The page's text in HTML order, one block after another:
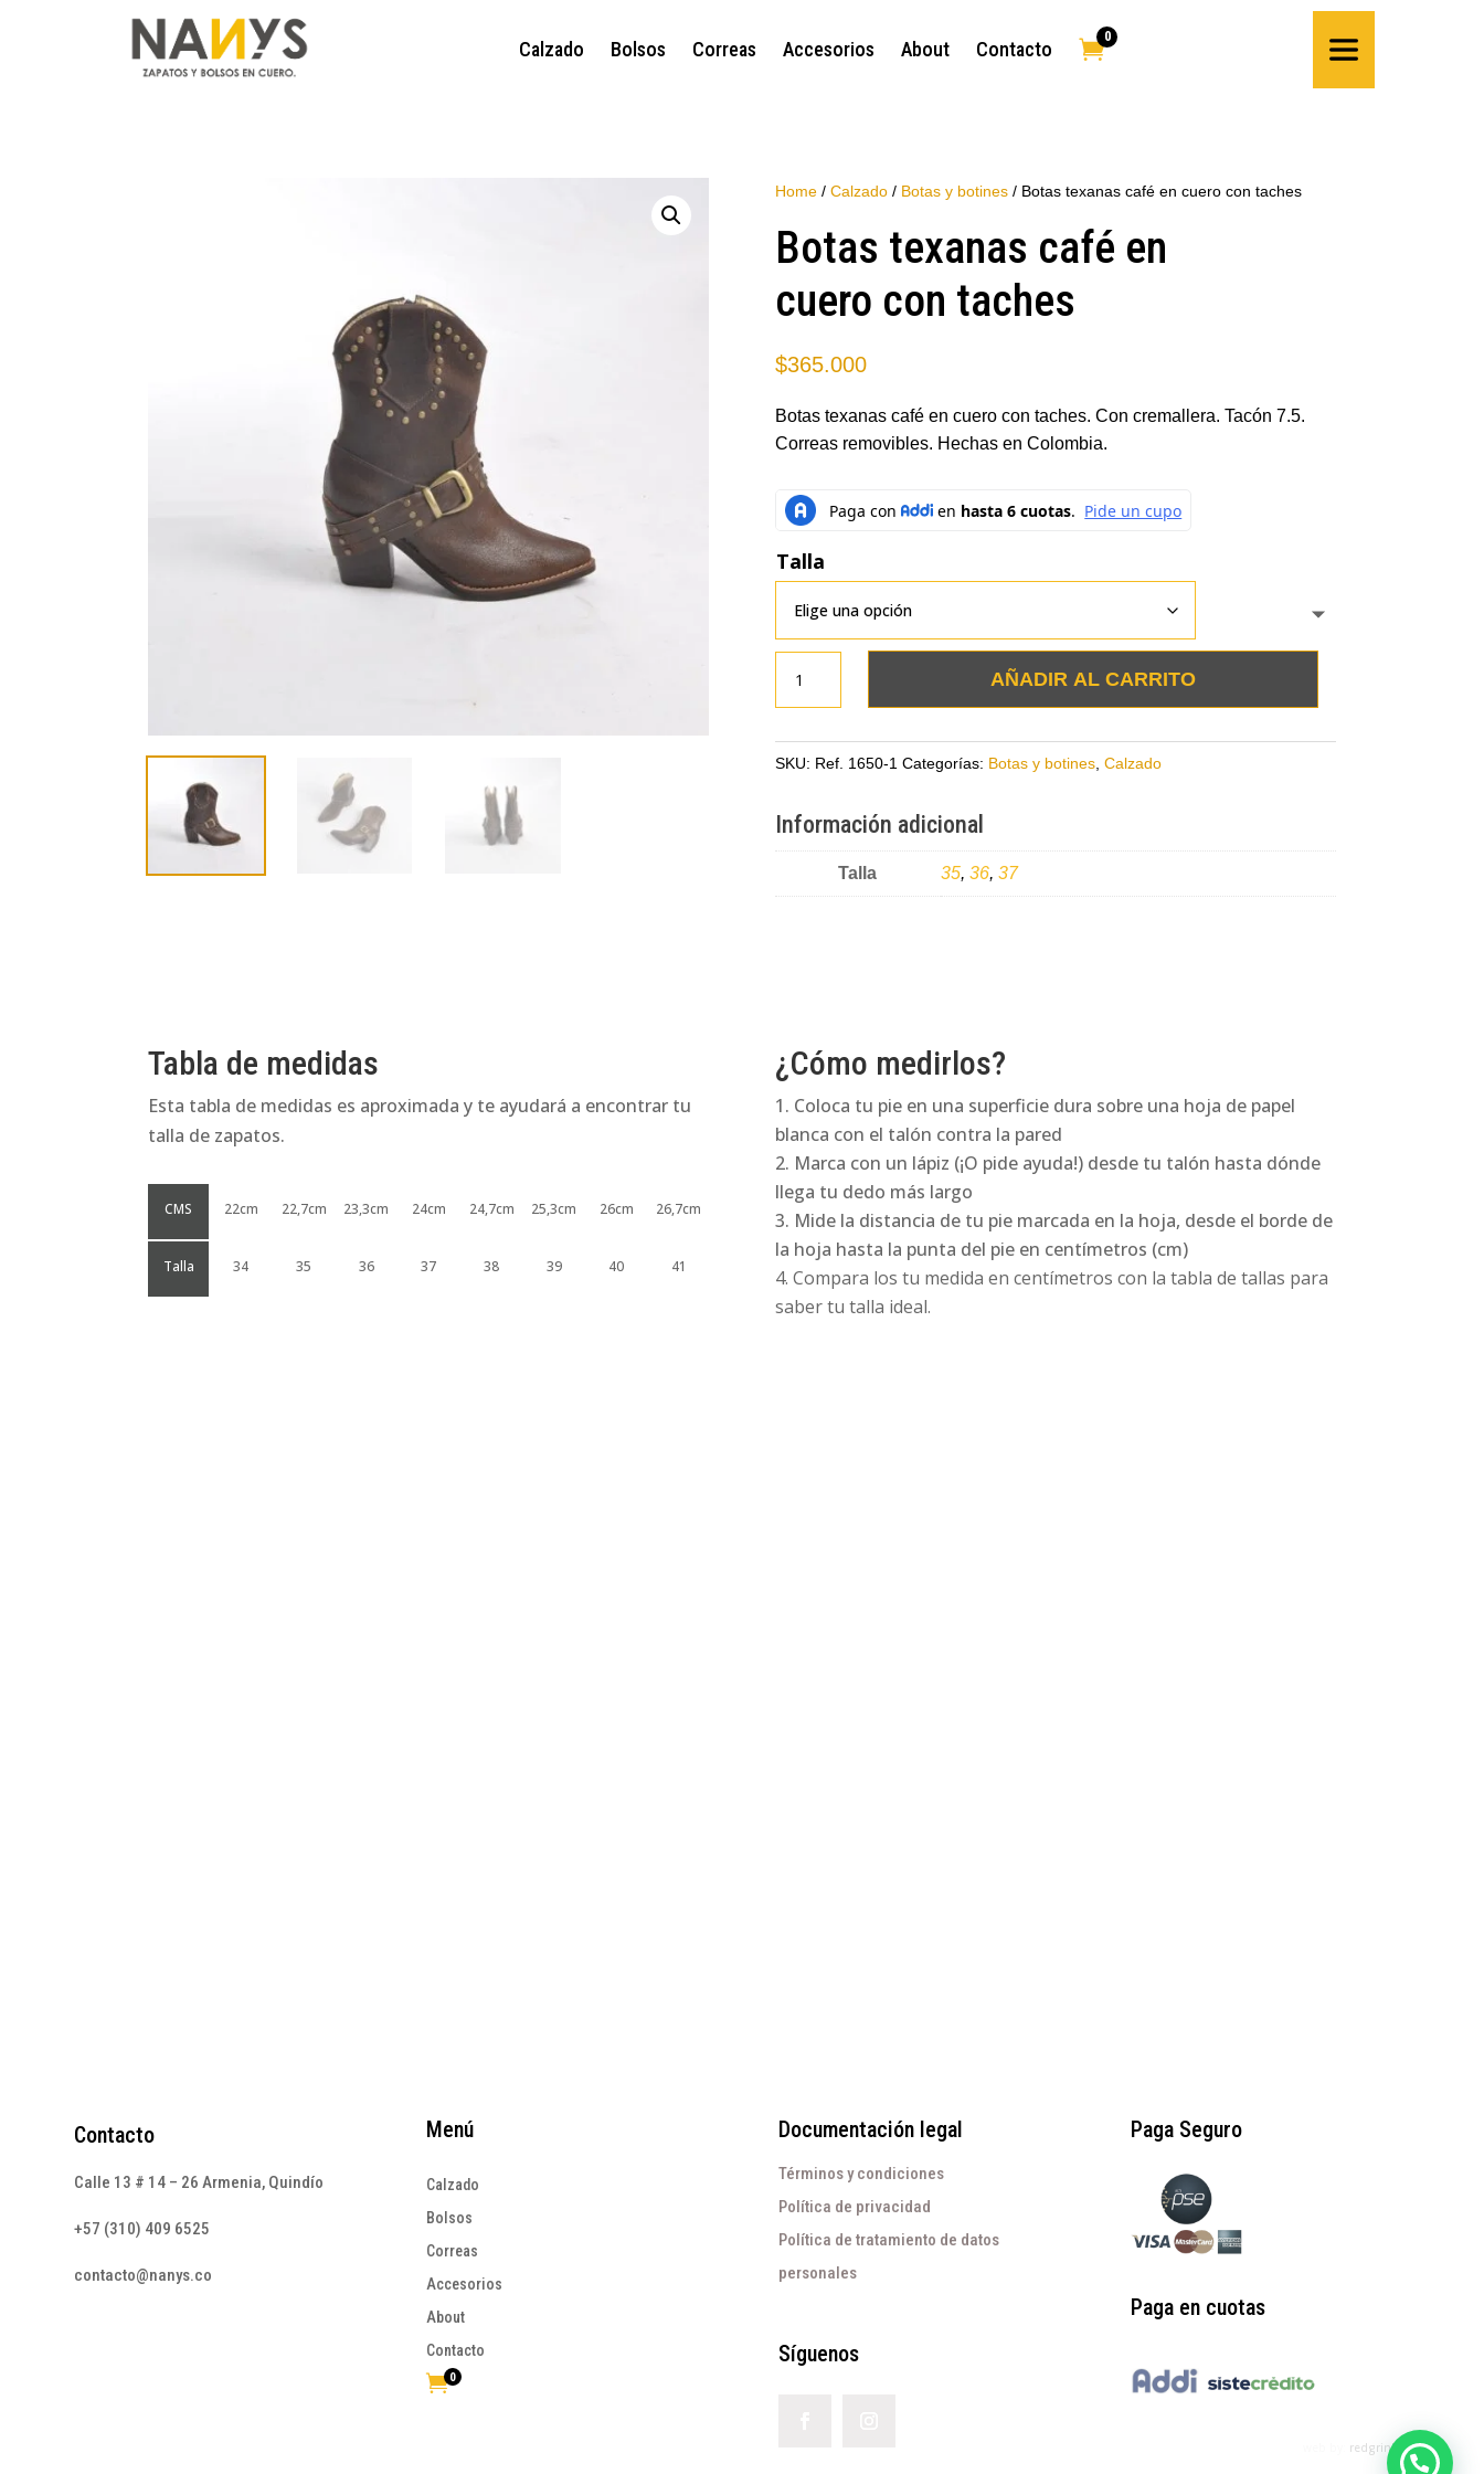
Calzado Bolsos Correas Accesorios About Contacto 
0
Home/ Calzado/ Botas y botines/ Botas texanas café en cuero con taches
Botas texanas café en
cuero con taches
$365.000
Botas texanas café en cuero con taches. Con cremallera. Tacón 7.5.
Correas removibles. Hechas en Colombia.
Talla
texanas
en
con
cantidad
AÑADIR AL CARRITO
SKU: Ref. 1650-1 Categorías: Botas y botines, Calzado
Información adicional
Talla 35, 36, 37
Tabla de medidas
Esta tabla de medidas es aproximada y te ayudará a encontrar tu
talla de zapatos.
CMS
Talla
22cm
34
22,7cm
35
23,3cm
36
24cm
37
24,7cm
38
25,3cm
39
26cm
40
26,7cm
41
¿Cómo medirlos?
Coloca tu pie en una superficie dura sobre una hoja de papel
blanca con el talón contra la pared
Marca con un lápiz (¡O pide ayuda!) desde tu talón hasta dónde
llega tu dedo más largo
Mide la distancia de tu pie marcada en la hoja, desde el borde de
la hoja hasta la punta del pie en centímetros (cm)
Compara los tu medida en centímetros con la tabla de tallas para
saber tu talla ideal.
Contacto
Calle 13 # 14 – 26 Armenia, Quindío
+57 (310) 409 6525
contacto@nanys.co
Menú
Calzado
Bolsos
Correas
Accesorios
About
Contacto
0
Documentación legal
Términos y condiciones
Política de privacidad
Política de tratamiento de datos
personales
Síguenos
Paga Seguro
Paga en cuotas
redgrinblu